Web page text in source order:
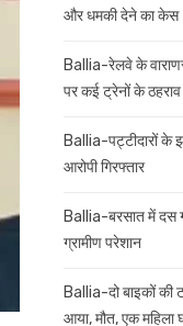
और धमकी देने का केस
Ballia-रेलवे के
पर कई ट्रेनों के ठहराव
Ballia-पट्टीदारों के
आरोपी गिरफ्तार
Ballia-बरसात में दस
ग्रामीण परेशान
Ballia-दो बाइकों
आया, मौत, एक महिला